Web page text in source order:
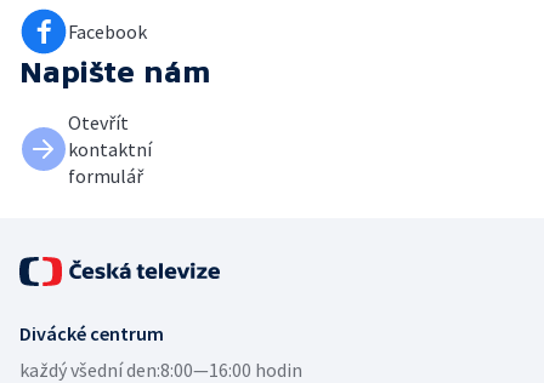
Facebook
Napište nám
Otevřít
kontaktní
formulář
Divácké centrum
každý všední den:8:00—16:00 hodin